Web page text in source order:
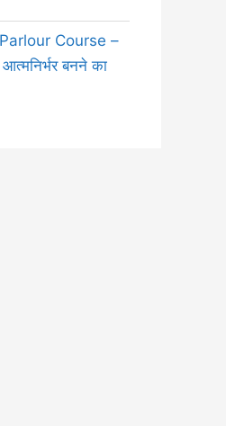
Course –
बनने का